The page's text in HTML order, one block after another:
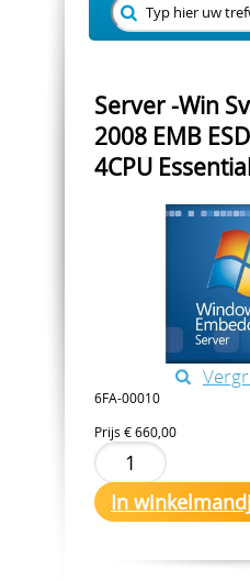
Server -Win
2008 EMB
4CPU
6FA-00010
Prijs € 660,00
In